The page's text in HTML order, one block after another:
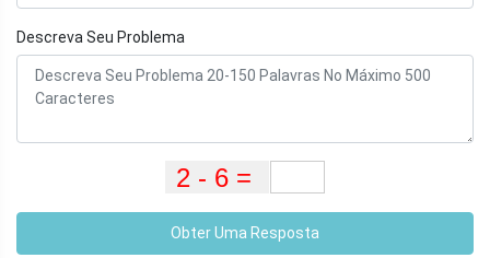
Descreva Seu Problema
Obter Uma Resposta